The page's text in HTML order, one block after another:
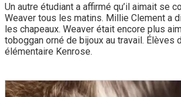
Un autre étudiant a affirmé qu’il aimait se
Weaver tous les matins. Millie Clement a
les chapeaux. Weaver était encore plus
toboggan orné de bijoux au travail. Élèves
élémentaire Kenrose.